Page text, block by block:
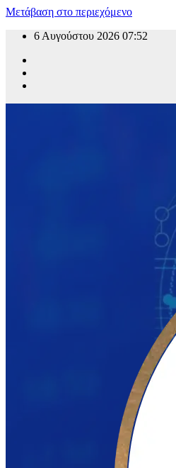
Μετάβαση στο περιεχόμενο
6 Αυγούστου 2026 07:52